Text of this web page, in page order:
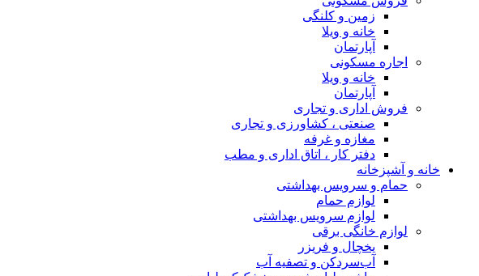
زمین و کلنگی
خانه و ویلا
آپارتمان
اجاره مسکونی
خانه و ویلا
آپارتمان
فروش اداری و تجاری
صنعتی ، کشاورزی و تجاری
مغازه و غرفه
دفتر کار ، اتاق اداری و مطب
خانه و آشپزخانه
حمام و سرویس بهداشتی
لوازم حمام
لوازم سرویس بهداشتی
لوازم خانگی برقی
یخچال و فریزر
آب‌سردکن و تصفیه آب